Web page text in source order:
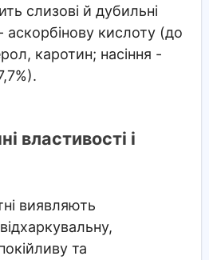
слизові й дубильні
кислоту (до
каротин; насіння -
властивості і
виявляють
та